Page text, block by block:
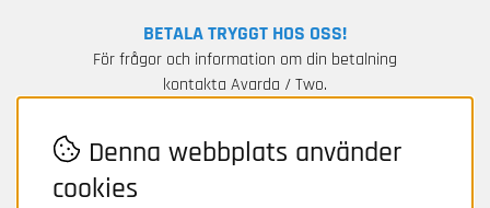
BETALA TRYGGT HOS OSS!
För frågor och information om din betalning
kontakta Avarda / Two.
Denna webbplats använder
cookies